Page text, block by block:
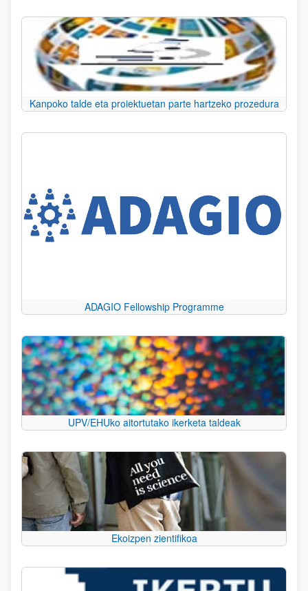
Kanpoko talde eta proiektuetan parte hartzeko prozedura
ADAGIO Fellowship Programme
UPV/EHUko aitortutako ikerketa taldeak
Ekoizpen zientifikoa